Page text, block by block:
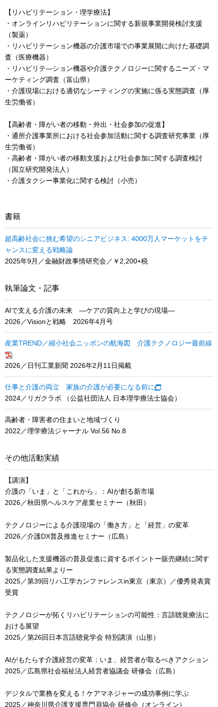
【リハビリテーション・理学療法】
・オンラインリハビリテーションに関する新規事業開発検討支援
（製薬）
・リハビリテーション機器の介護市場での事業展開に向けた基礎調
査（医療機器）
・リハビリテ―ション機器や介護テクノロジーに関するニーズ・マ
ーケティング調査（富山県）
・介護現場における適切なシーティングの実施に係る実態調査（厚
生労働省）
【高齢者・障がい者の移動・外出・社会参加の促進】
・通所介護事業所における社会参加活動に関する調査研究事業（厚
生労働省）
・高齢者・障がい者の移動支援および社会参加に関する調査検討
（国立研究開発法人）
・介護タクシー事業化に関する検討（小売）
書籍
超高齢社会に挑む希望のシニアビジネス: 4000万人マーケットをチ
ャンスに変える戦略論
2025年9月／金融財政事情研究会／￥2,200+税
執筆論文・記事
AIで支える介護の未来 ―ケアの質向上と学びの現場―
2026／Visionと戦略 2026年4月号
産業TREND／縮小社会ニッポンの航海図 介護テクノロジー最前線
2026／日刊工業新聞 2026年2月11日掲載
仕事と介護の両立 家族の介護が必要になる前に
2024／リガクラボ （公益社団法人 日本理学療法士協会）
高齢者・障害者の住まいと地域づくり
2022／理学療法ジャーナル Vol.56 No.8
その他活動実績
【講演】
介護の「いま」と「これから」：AIが創る新市場
2026／秋田県ヘルスケア産業セミナー（秋田）
テクノロジーによる介護現場の「働き方」と「経営」の変革
2026／介護DX普及推進セミナー（広島）
製品化した支援機器の普及促進に資するポイントー販売継続に関す
る実態調査結果よりー
2025／第39回リハ工学カンファレンスin東京（東京）／優秀発表賞
受賞
テクノロジーが拓くリハビリテーションの可能性：言語聴覚療法に
おける展望
2025／第26回日本言語聴覚学会 特別講演（山形）
AIがもたらす介護経営の変革：いま、経営者が取るべきアクション
2025／広島県社会福祉法人経営者協議会 研修会（広島）
デジタルで業務を変える！ケアマネジャーの成功事例に学ぶ
2025／神奈川県介護支援専門員協会 研修会（オンライン）